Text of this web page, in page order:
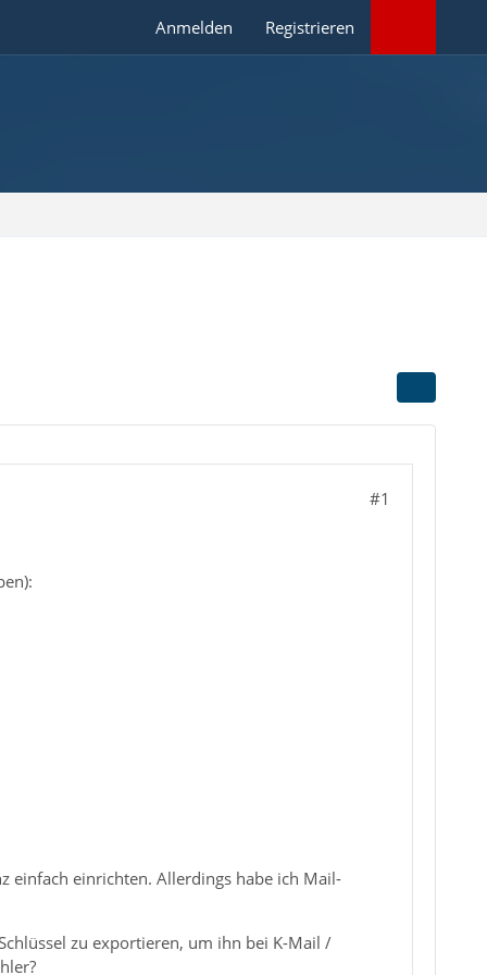
Anmelden Registrieren
#1
einfach einrichten. Allerdings habe ich Mail-
zu exportieren, um ihn bei K-Mail /